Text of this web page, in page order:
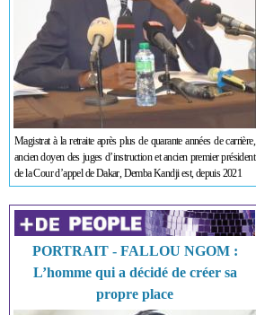
Magistrat à la retraite après plus de quarante années de carrière,
ancien doyen des juges d’instruction et ancien premier président
de la Cour d’appel de Dakar, Demba Kandji est, depuis 2021
PORTRAIT - FALLOU NGOM :
L’homme qui a décidé de créer sa
propre place